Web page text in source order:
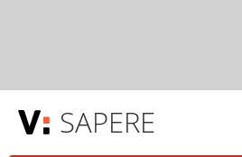
SAPERE